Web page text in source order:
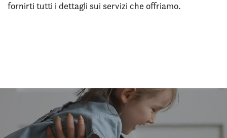
fornirti tutti i dettagli sui servizi che offriamo.